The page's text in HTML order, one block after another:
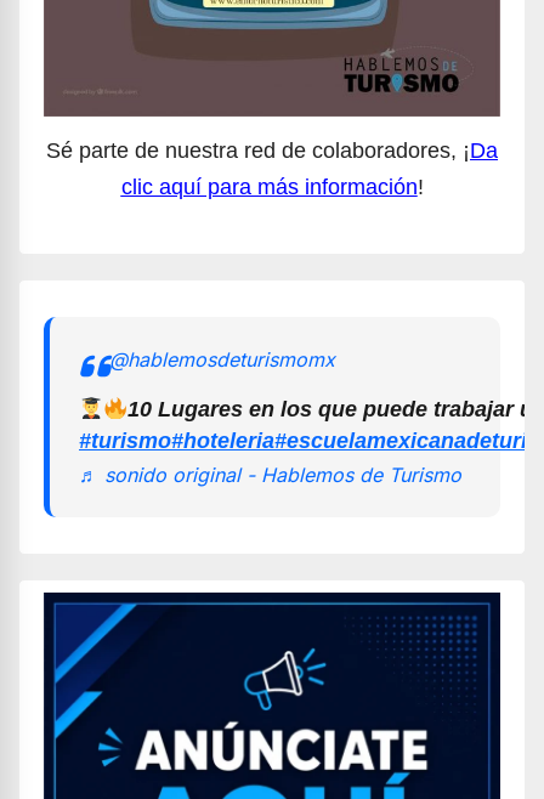
Sé parte de nuestra red de colaboradores, ¡Da
clic aquí para más información!
@hablemosdeturismomx
10 Lugares en los que puede trabajar
#turismo#hoteleria
♬ sonido original - Hablemos de Turismo